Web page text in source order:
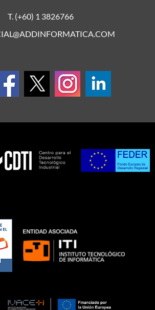
T. (+60) 1 3826766